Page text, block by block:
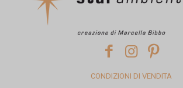
CONDIZIONI DI VENDITA